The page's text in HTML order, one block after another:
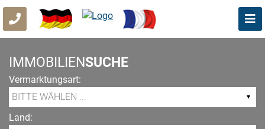
IMMOBILIENSUCHE
Vermarktungsart:
Land: